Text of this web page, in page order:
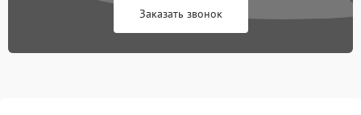
оперативной памяти
Подробнее →
Заказать звонок